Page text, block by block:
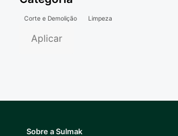
Categoria
Corte e Demolição Limpeza
Aplicar
Sobre a Sulmak